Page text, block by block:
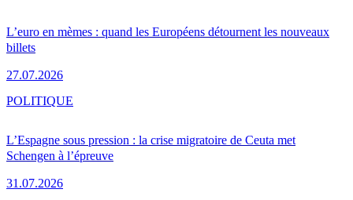
L’euro en mèmes : quand les Européens détournent les nouveaux
billets
27.07.2026
L’Espagne sous pression : la crise migratoire de Ceuta met
Schengen à l’épreuve
31.07.2026
POLITIQUE